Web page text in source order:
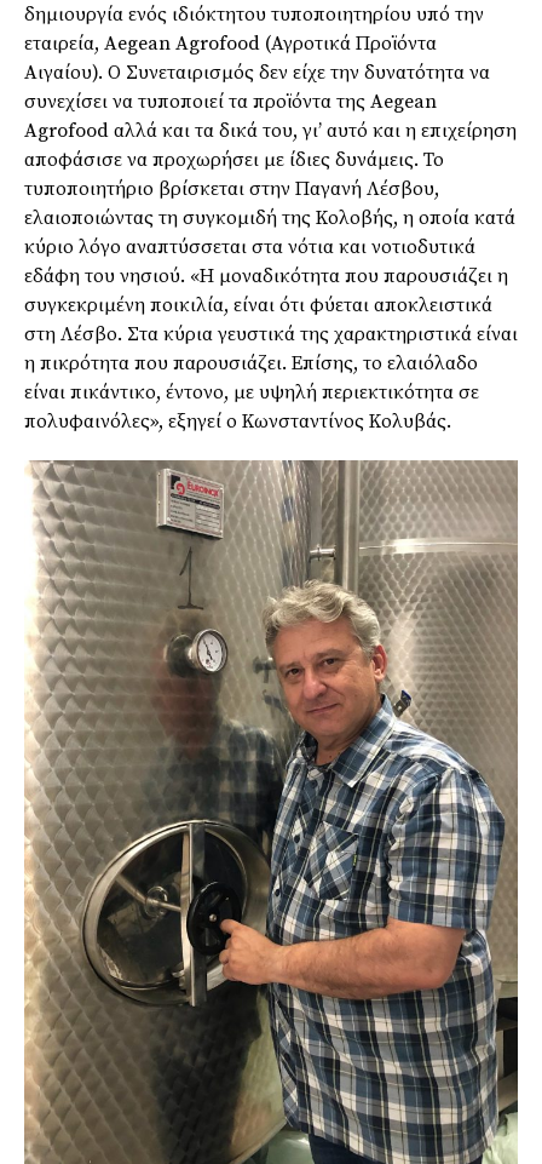
δημιουργία ενός ιδιόκτητου τυποποιητηρίου υπό την
εταιρεία, Aegean Agrofood (Αγροτικά Προϊόντα
Αιγαίου). Ο Συνεταιρισμός δεν είχε την δυνατότητα να
συνεχίσει να τυποποιεί τα προϊόντα της Aegean
Agrofood αλλά και τα δικά του, γι’ αυτό και η επιχείρηση
αποφάσισε να προχωρήσει με ίδιες δυνάμεις. Το
τυποποιητήριο βρίσκεται στην Παγανή Λέσβου,
ελαιοποιώντας τη συγκομιδή της Κολοβής, η οποία κατά
κύριο λόγο αναπτύσσεται στα νότια και νοτιοδυτικά
εδάφη του νησιού. «Η μοναδικότητα που παρουσιάζει η
συγκεκριμένη ποικιλία, είναι ότι φύεται αποκλειστικά
στη Λέσβο. Στα κύρια γευστικά της χαρακτηριστικά είναι
η πικρότητα που παρουσιάζει. Επίσης, το ελαιόλαδο
είναι πικάντικο, έντονο, με υψηλή περιεκτικότητα σε
πολυφαινόλες», εξηγεί ο Κωνσταντίνος Κολυβάς.